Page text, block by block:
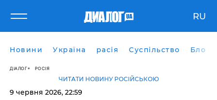
RU
Новини Україна расія Суспільство Блоги
ДІАЛОГ РОСІЯ
ЧИТАТИ НОВИНУ РОСІЙСЬКОЮ
9 червня 2026, 22:59